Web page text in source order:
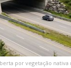
por vegetação